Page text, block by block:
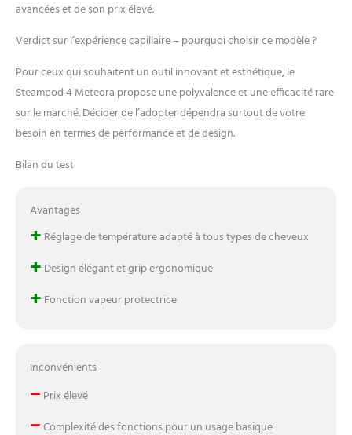
PROFESSIONNELLE A
DOMICILE : L'Oréal
Professionnel Paris met
l'innovation au service de
votre style avec des soins,
appareils et outils de
coiffure conçus par des
avancées et de son prix élevé.
Verdict sur l’expérience capillaire – pourquoi choisir ce modèle ?
Pour ceux qui souhaitent un outil innovant et esthétique, le
Steampod 4 Meteora propose une polyvalence et une efficacité rare
sur le marché. Décider de l’adopter dépendra surtout de votre
besoin en termes de performance et de design.
Bilan du test
Avantages
+ Réglage de température adapté à tous types de cheveux
+ Design élégant et grip ergonomique
+ Fonction vapeur protectrice
Inconvénients
– Prix élevé
–Complexité des fonctions pour un usage basique